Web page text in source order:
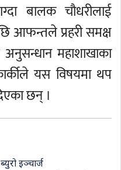
बालक चौधरीलाई
आफन्तले प्रहरी समक्ष
महाशाखाका
यस विषयमा थप
छन् ।
इञ्चार्ज